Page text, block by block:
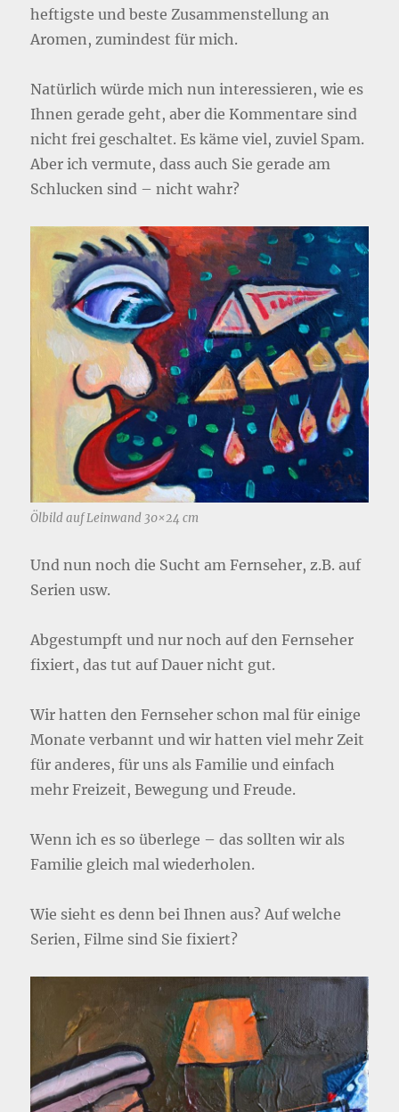
heftigste und beste Zusammenstellung an
Aromen, zumindest für mich.
Natürlich würde mich nun interessieren, wie es
Ihnen gerade geht, aber die Kommentare sind
nicht frei geschaltet. Es käme viel, zuviel Spam.
Aber ich vermute, dass auch Sie gerade am
Schlucken sind – nicht wahr?
Ölbild auf Leinwand 30×24 cm
Und nun noch die Sucht am Fernseher, z.B. auf
Serien usw.
Abgestumpft und nur noch auf den Fernseher
fixiert, das tut auf Dauer nicht gut.
Wir hatten den Fernseher schon mal für einige
Monate verbannt und wir hatten viel mehr Zeit
für anderes, für uns als Familie und einfach
mehr Freizeit, Bewegung und Freude.
Wenn ich es so überlege – das sollten wir als
Familie gleich mal wiederholen.
Wie sieht es denn bei Ihnen aus? Auf welche
Serien, Filme sind Sie fixiert?